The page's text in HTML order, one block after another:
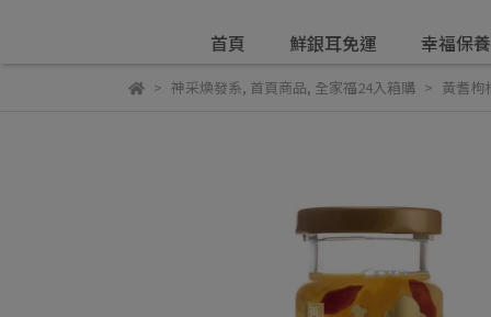
首頁 鮮銀耳免運 幸福保
神采煥發系, 首頁商品, 全家福24入箱購 黃耆枸